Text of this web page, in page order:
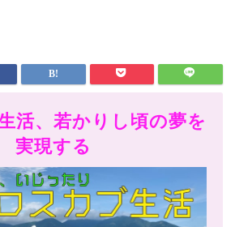
活、若かりし頃の夢を
実現する